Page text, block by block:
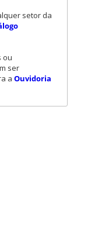
setor da
ou
ser
a Ouvidoria